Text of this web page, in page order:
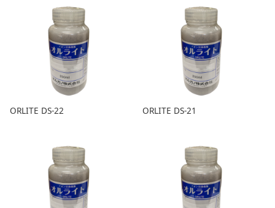
ORLITE DS-22 ORLITE DS-21